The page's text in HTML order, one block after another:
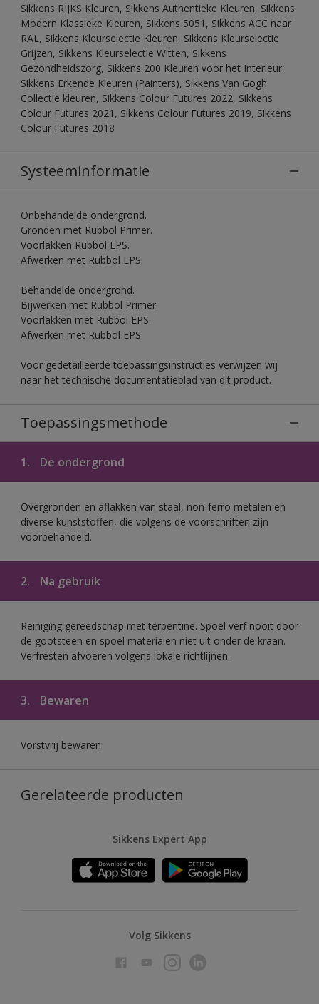
Sikkens RIJKS Kleuren, Sikkens Authentieke Kleuren, Sikkens
Modern Klassieke Kleuren, Sikkens 5051, Sikkens ACC naar
RAL, Sikkens Kleurselectie Kleuren, Sikkens Kleurselectie
Grijzen, Sikkens Kleurselectie Witten, Sikkens
Gezondheidszorg, Sikkens 200 Kleuren voor het Interieur,
Sikkens Erkende Kleuren (Painters), Sikkens Van Gogh
Collectie kleuren, Sikkens Colour Futures 2022, Sikkens
Colour Futures 2021, Sikkens Colour Futures 2019, Sikkens
Colour Futures 2018
Systeeminformatie
Onbehandelde ondergrond.
Gronden met Rubbol Primer.
Voorlakken Rubbol EPS.
Afwerken met Rubbol EPS.
Behandelde ondergrond.
Bijwerken met Rubbol Primer.
Voorlakken met Rubbol EPS.
Afwerken met Rubbol EPS.
Voor gedetailleerde toepassingsinstructies verwijzen wij
naar het technische documentatieblad van dit product.
Toepassingsmethode
1. De ondergrond
Overgronden en aflakken van staal, non-ferro metalen en
diverse kunststoffen, die volgens de voorschriften zijn
voorbehandeld.
2. Na gebruik
Reiniging gereedschap met terpentine. Spoel verf nooit door
de gootsteen en spoel materialen niet uit onder de kraan.
Verfresten afvoeren volgens lokale richtlijnen.
3. Bewaren
Vorstvrij bewaren
Gerelateerde producten
Sikkens Expert App
Volg Sikkens